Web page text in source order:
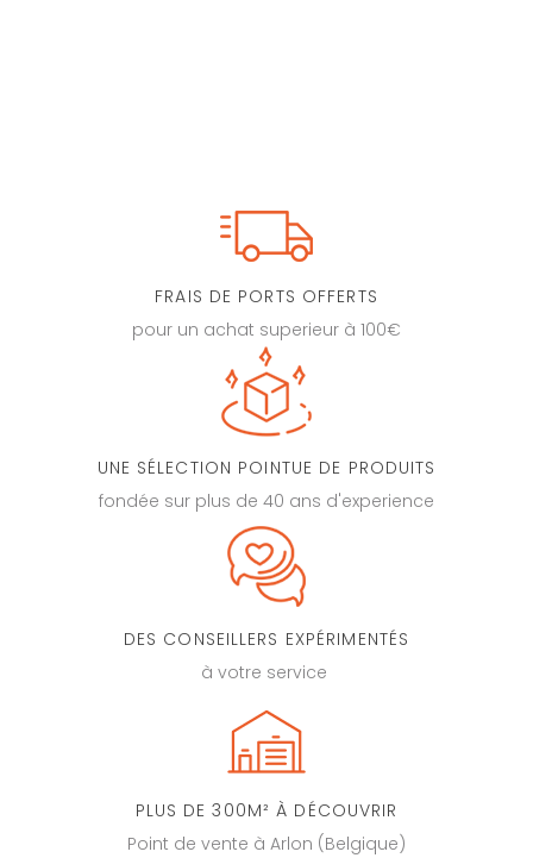
FRAIS DE PORTS OFFERTS
pour un achat superieur à 100€
UNE SÉLECTION POINTUE DE PRODUITS
fondée sur plus de 40 ans d'experience
DES CONSEILLERS EXPÉRIMENTÉS
à votre service
PLUS DE 300M² À DÉCOUVRIR
Point de vente à Arlon (Belgique)